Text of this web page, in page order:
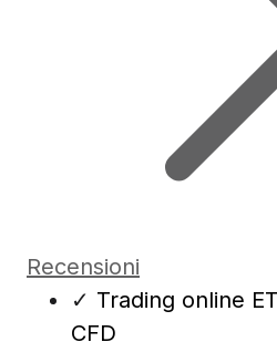
Recensioni
✓ Trading online
CFD